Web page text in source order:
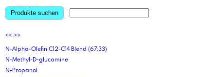
Produkte suchen
<< >>
N-Alpha-Olefin C12-C14 Blend (67:33)
N-Methyl-D-glucamine
N-Propanol